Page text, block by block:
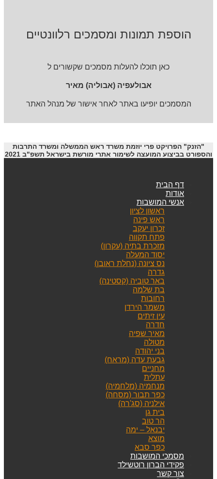
הוספת תמונות ומסמכים רלוונטיים
כאן תוכלו להעלות מסמכים שקשורים ל
אבולעפיה (אבוליה) מאיר
המסמכים יופיעו באתר לאחר אישור של מנהל האתר
"הזנק" הפרויקט פרי יוזמת משרד ראש הממשלה ומשרד התרבות
והספורט בביצוע המועצה לשימור אתרי מורשת בישראל תשפ"ב 2021
דף הבית
אודות
אנשי המושבות
ראשון לציון
ראש פינה
זכרון יעקב
פתח תקווה
מזכרת בתיה (עקרון)
יסוד המעלה
נס ציונה (נחלת ראובן)
גדרה
באר טוביה (קסטינה)
בת שלמה
רחובות
משמר הירדן
עין זיתים
חדרה
מאיר שפיה
מטולה
בני יהודה
גבעת עדה (מראח)
מחניים
עתלית
מנחמיה (מלחמיה)
כפר תבור (מסחה)
אילניה (סג'רה)
בית גן
הר טוב
יבנאל – ימה
מוצא
כפר סבא
מסמכי המושבות
פקידי הברון רוטשילד
צור קשר